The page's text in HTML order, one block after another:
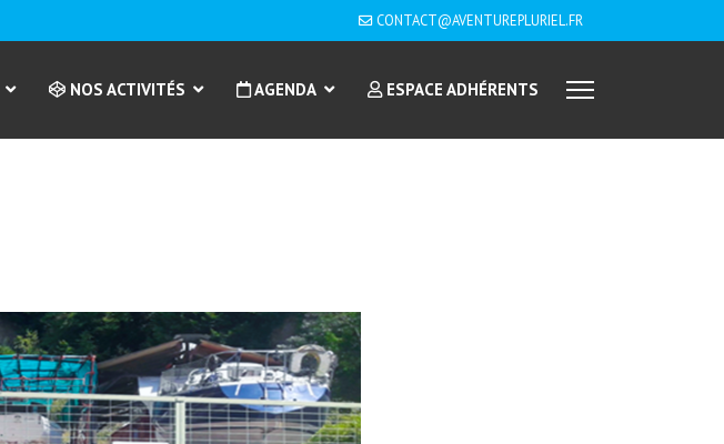
CONTACT@AVENTUREPLURIEL.FR
NOS ACTIVITÉS AGENDA ESPACE ADHÉRENTS